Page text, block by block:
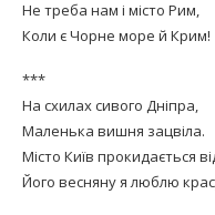
Не треба нам і місто Рим,
Коли є Чорне море й Крим!
***
На схилах сивого Дніпра,
Маленька вишня зацвіла.
Місто Київ прокидається
Його весняну я люблю